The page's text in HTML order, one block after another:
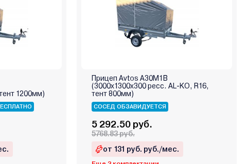
1200мм)
Прицеп Avtos А30М1В
(3000х1300х300 ресс. AL-KO, R16,
тент 800мм)
СОСЕД ОБЗАВИДУЕТСЯ
5 292.50 руб.
5768.83 руб.
от 131 руб. руб./мес.